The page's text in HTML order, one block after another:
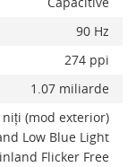
90 Hz
274 ppi
1.07 miliarde
(mod exterior)
Low Blue Light
Flicker Free